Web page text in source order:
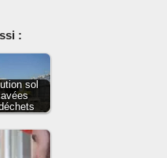
:
sol